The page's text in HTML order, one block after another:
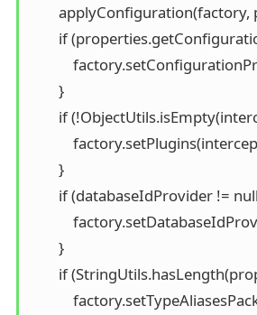
applyConfiguration(factory,
if
        }
if
        }
if (databaseIdProvider !=
        }
if